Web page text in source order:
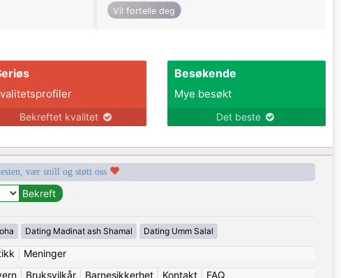
Vil fortelle deg
Bekreftet kvalitet
Besøkende
Mye besøkt
Det beste
vær snill og støtt oss
Dating Madinat ash Shamal Dating Umm Salal
Meninger
| Bruksvilkår| Barnesikkerhet| Kontakt| FAQ